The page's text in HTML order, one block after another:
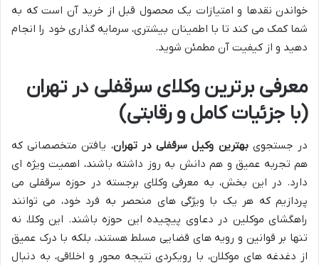
خواندن نقدها و امتیازات یک محصول قبل از خرید آن است که به
شما کمک می کند تا با اطمینان بیشتری، سرمایه گذاری خود را انجام
دهید و از کیفیت آن مطمئن شوید.
معرفی برترین وکلای سرقفلی در تهران
(با جزئیات کامل و رقابتی)
در جستجویبهترین وکیل سرقفلی در تهران، یافتن متخصصانی که
هم تجربه عمیق و هم دانش به روز داشته باشند، اهمیت ویژه ای
دارد. در این بخش، به معرفی وکلای برجسته در حوزه سرقفلی می
پردازیم که هر یک با ویژگی های منحصر به فرد خود، می توانند
راهگشای موکلین در دعاوی پیچیده این حوزه باشند. این وکلا، نه
تنها بر قوانین و رویه های قضایی مسلط هستند، بلکه با درک عمیق
از دغدغه های موکلان، با رویکردی نتیجه محور و اخلاقی، به دنبال